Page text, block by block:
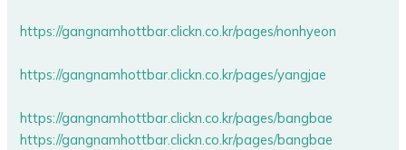
https://gangnamhottbar.clickn.co.kr/pages/nonhyeon
https://gangnamhottbar.clickn.co.kr/pages/yangjae
https://gangnamhottbar.clickn.co.kr/pages/bangbae
https://gangnamhottbar.clickn.co.kr/pages/bangbae